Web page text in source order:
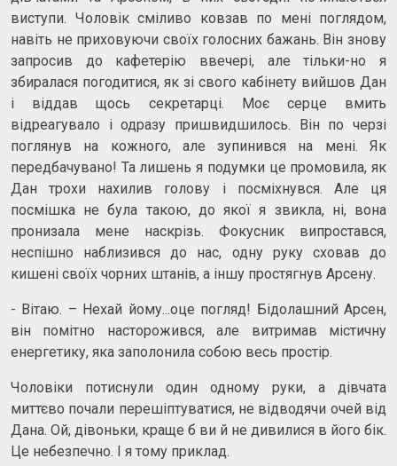
виступи. Чоловік сміливо ковзав по мені поглядом,
навіть не приховуючи своїх голосних бажань. Він знову
запросив до кафетерію ввечері, але тільки-но я
збиралася погодитися, як зі свого кабінету вийшов Дан
і віддав щось секретарці. Моє серце вмить
відреагувало і одразу пришвидшилось. Він по черзі
поглянув на кожного, але зупинився на мені. Як
передбачувано! Та лишень я подумки це промовила, як
Дан трохи нахилив голову і посміхнувся. Але ця
посмішка не була такою, до якої я звикла, ні, вона
пронизала мене наскрізь. Фокусник випростався,
неспішно наблизився до нас, одну руку сховав до
кишені своїх чорних штанів, а іншу простягнув Арсену.
- Вітаю. – Нехай йому...оце погляд! Бідолашний Арсен,
він помітно насторожився, але витримав містичну
енергетику, яка заполонила собою весь простір.
Чоловіки потиснули один одному руки, а дівчата
миттєво почали перешіптуватися, не відводячи очей від
Дана. Ой, дівоньки, краще б ви й не дивилися в його бік.
Це небезпечно. І я тому приклад.